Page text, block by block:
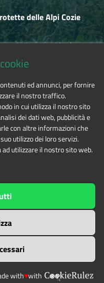
delle Alpi Cozie
Salbertrand (TO)
di gestione delle aree
is licensed under
4.0 International
ed annunci, per fornire
il nostro traffico.
in cui utilizza il nostro sito
dei dati web, pubblicità e
con altre informazioni che
utilizzo dei loro servizi.
utilizzare il nostro sito web.
with♥with